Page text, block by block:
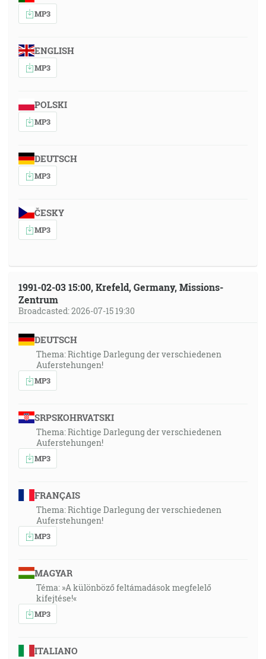
MP3
ENGLISH
MP3
POLSKI
MP3
DEUTSCH
MP3
ČESKY
MP3
1991-02-03 15:00, Krefeld, Germany, Missions-
Zentrum
Broadcasted: 2026-07-15 19:30
DEUTSCH
Thema: Richtige Darlegung der verschiedenen
Auferstehungen!
MP3
SRPSKOHRVATSKI
Thema: Richtige Darlegung der verschiedenen
Auferstehungen!
MP3
FRANÇAIS
Thema: Richtige Darlegung der verschiedenen
Auferstehungen!
MP3
MAGYAR
Téma: »A különböző feltámadások megfelelő
kifejtése!«
MP3
ITALIANO